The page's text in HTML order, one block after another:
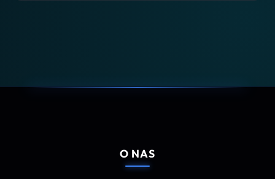
O NAS